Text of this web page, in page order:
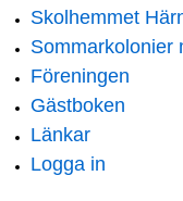
Skolhemmet
Sommarkolonier
Föreningen
Gästboken
Länkar
Logga in